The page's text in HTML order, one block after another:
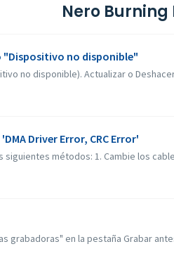
Nero Burning
"Dispositivo no disponible"
no disponible). Actualizar o
Driver Error, CRC Error'
métodos: 1. Cambie los
grabadoras" en la pestaña Grabar